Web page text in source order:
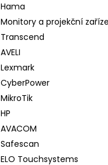
Hama
Monitory a projekční
Transcend
AVELI
Lexmark
CyberPower
MikroTik
HP
AVACOM
Safescan
ELO Touchsystems